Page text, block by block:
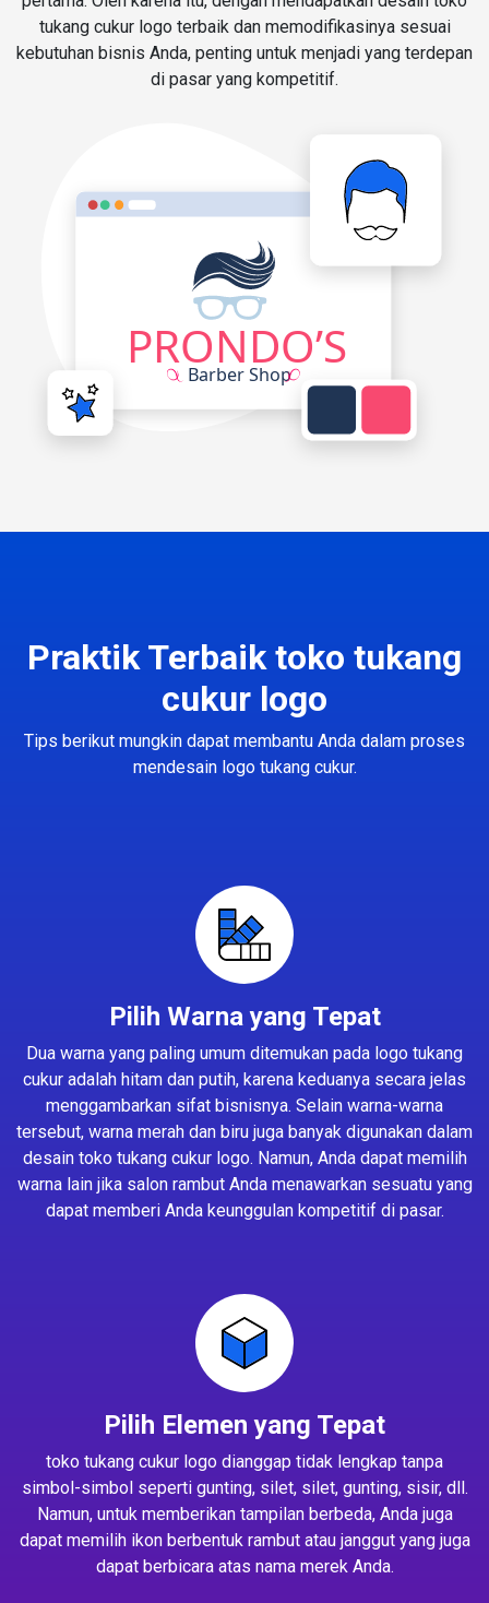
tukang cukur logo terbaik dan memodifikasinya sesuai
kebutuhan bisnis Anda, penting untuk menjadi yang terdepan
di pasar yang kompetitif.
Praktik Terbaik toko tukang
cukur logo
Tips berikut mungkin dapat membantu Anda dalam proses
mendesain logo tukang cukur.
Pilih Warna yang Tepat
Dua warna yang paling umum ditemukan pada logo tukang
cukur adalah hitam dan putih, karena keduanya secara jelas
menggambarkan sifat bisnisnya. Selain warna-warna
tersebut, warna merah dan biru juga banyak digunakan dalam
desain toko tukang cukur logo. Namun, Anda dapat memilih
warna lain jika salon rambut Anda menawarkan sesuatu yang
dapat memberi Anda keunggulan kompetitif di pasar.
Pilih Elemen yang Tepat
toko tukang cukur logo dianggap tidak lengkap tanpa
simbol-simbol seperti gunting, silet, silet, gunting, sisir, dll.
Namun, untuk memberikan tampilan berbeda, Anda juga
dapat memilih ikon berbentuk rambut atau janggut yang juga
dapat berbicara atas nama merek Anda.